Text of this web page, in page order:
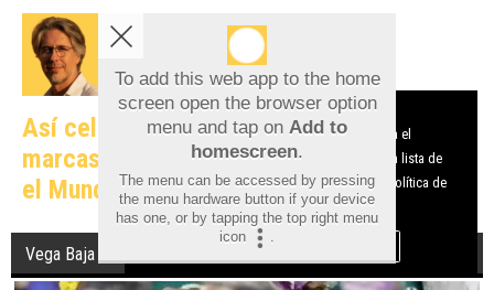
Javier Gosende
Catalizadores del Marketing Online
Así celebraron en redes sociales las
marcas alicantinas el triunfo de España en
el Mundial
Vega Baja
To add this web app to the home
screen open the browser option
menu and tap on Add to
homescreen.
The menu can be accessed by pressing
the menu hardware button if your device
has one, or by tapping the top right menu
icon
.
Aviso sobre el Uso de cookies:
Utilizamos cookies nuestras y de terceros para el
funcionamiento del digital. Puedes consultar la lista de
cookies y como desconectarlas. Ver nuestra Política de
Privacidad y Cookies
Aceptar Cookies